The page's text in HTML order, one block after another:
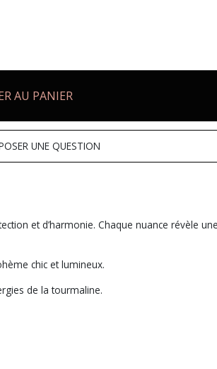
AU PANIER
UNE QUESTION
et d’harmonie. Chaque nuance révèle
chic et lumineux.
de la tourmaline.